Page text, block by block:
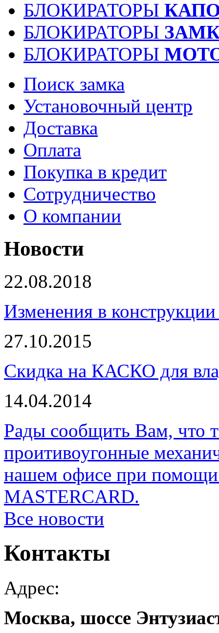
БЛОКИРАТОРЫ
БЛОКИРАТОРЫ
БЛОКИРАТОРЫ
Поиск замка
Установочный центр
Доставка
Оплата
Покупка в кредит
Сотрудничество
О компании
Новости
22.08.2018
Изменения в
27.10.2015
Скидка на КАСКО для
14.04.2014
Рады сообщить Вам, что
проитивоугонные
нашем офисе при помощи
MASTERCARD.
Все новости
Контакты
Адрес:
Москва, шоссе